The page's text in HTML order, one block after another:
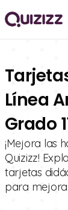
Línea
Grado
¡Mejora las
Quizizz!
tarjetas
para